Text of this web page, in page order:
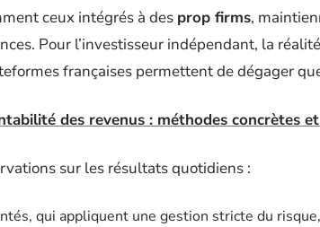
ceux intégrés à des prop firms,
Pour l’investisseur indépendant, la
françaises permettent de dégager
des revenus : méthodes concrètes
sur les résultats quotidiens :
qui appliquent une gestion stricte du